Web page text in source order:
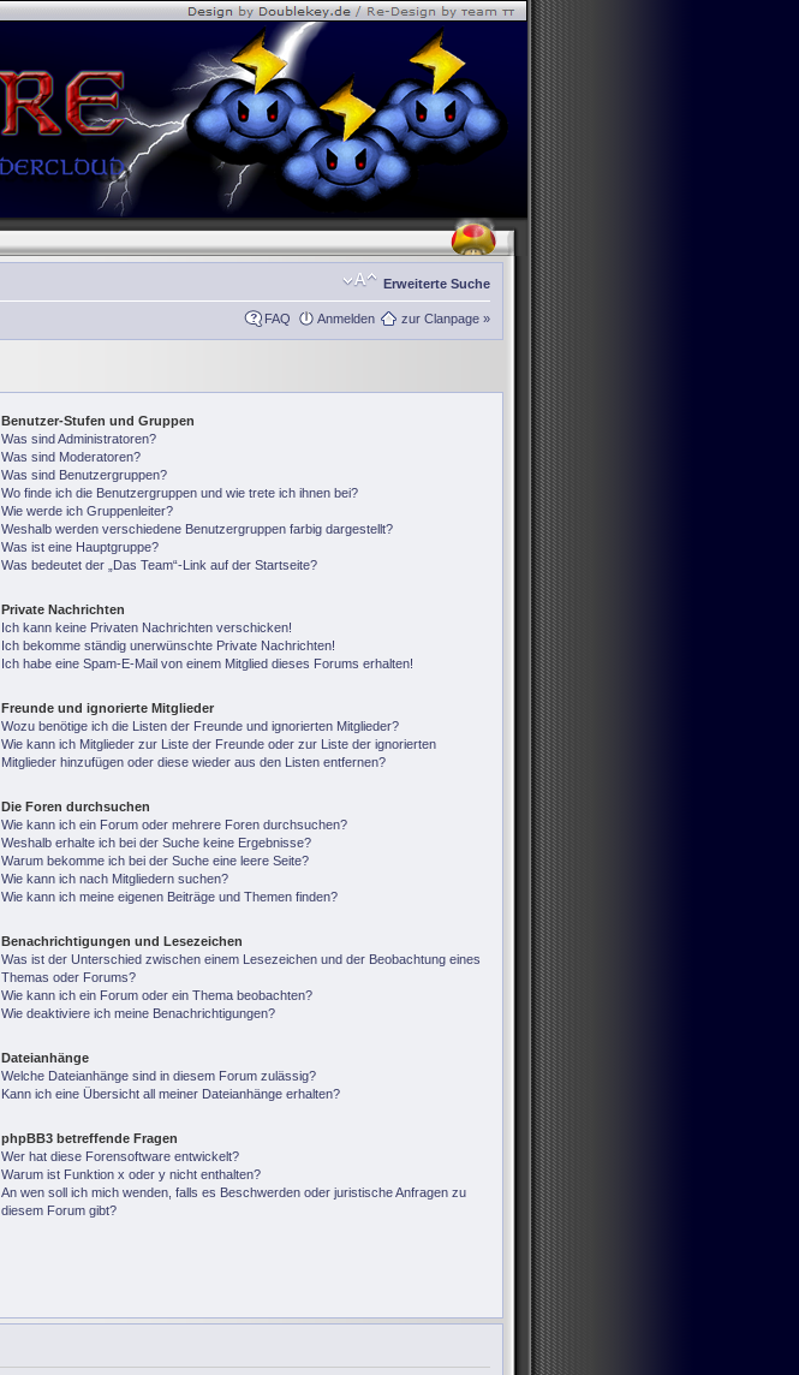
Erweiterte Suche
FAQ Anmelden zur Clanpage »
Benutzer-Stufen und Gruppen
Was sind Administratoren?
Was sind Moderatoren?
Was sind Benutzergruppen?
Wo finde ich die Benutzergruppen und wie trete ich ihnen bei?
Wie werde ich Gruppenleiter?
Weshalb werden verschiedene Benutzergruppen farbig dargestellt?
Was ist eine Hauptgruppe?
Was bedeutet der „Das Team“-Link auf der Startseite?
Private Nachrichten
Ich kann keine Privaten Nachrichten verschicken!
Ich bekomme ständig unerwünschte Private Nachrichten!
Ich habe eine Spam-E-Mail von einem Mitglied dieses Forums erhalten!
Freunde und ignorierte Mitglieder
Wozu benötige ich die Listen der Freunde und ignorierten Mitglieder?
Wie kann ich Mitglieder zur Liste der Freunde oder zur Liste der ignorierten
Mitglieder hinzufügen oder diese wieder aus den Listen entfernen?
Die Foren durchsuchen
Wie kann ich ein Forum oder mehrere Foren durchsuchen?
Weshalb erhalte ich bei der Suche keine Ergebnisse?
Warum bekomme ich bei der Suche eine leere Seite?
Wie kann ich nach Mitgliedern suchen?
Wie kann ich meine eigenen Beiträge und Themen finden?
Benachrichtigungen und Lesezeichen
Was ist der Unterschied zwischen einem Lesezeichen und der Beobachtung eines
Themas oder Forums?
Wie kann ich ein Forum oder ein Thema beobachten?
Wie deaktiviere ich meine Benachrichtigungen?
Dateianhänge
Welche Dateianhänge sind in diesem Forum zulässig?
Kann ich eine Übersicht all meiner Dateianhänge erhalten?
phpBB3 betreffende Fragen
Wer hat diese Forensoftware entwickelt?
Warum ist Funktion x oder y nicht enthalten?
An wen soll ich mich wenden, falls es Beschwerden oder juristische Anfragen zu
diesem Forum gibt?